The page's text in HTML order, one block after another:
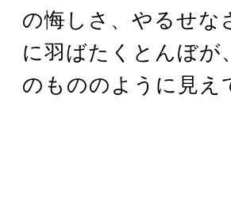
の悔しさ、やるせな
に羽ばたくとんぼが
のもののように見え